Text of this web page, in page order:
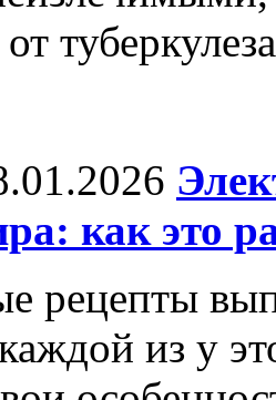
как это
рецепты
из у